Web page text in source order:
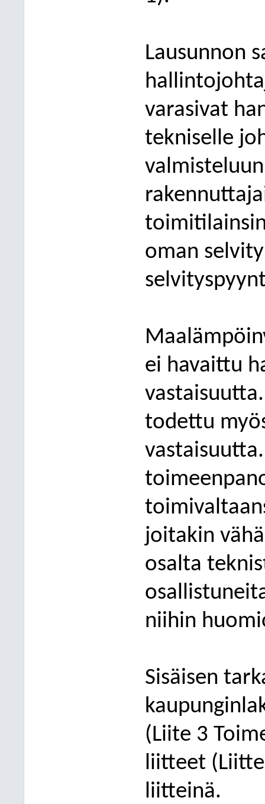
Lausunnon
varasivat
tekniselle
rakennutta
oman
ei havaittu
todettu
joitakin
osalta
niihin
Sisäisen
(Liite 3
liitteet
liitteinä.